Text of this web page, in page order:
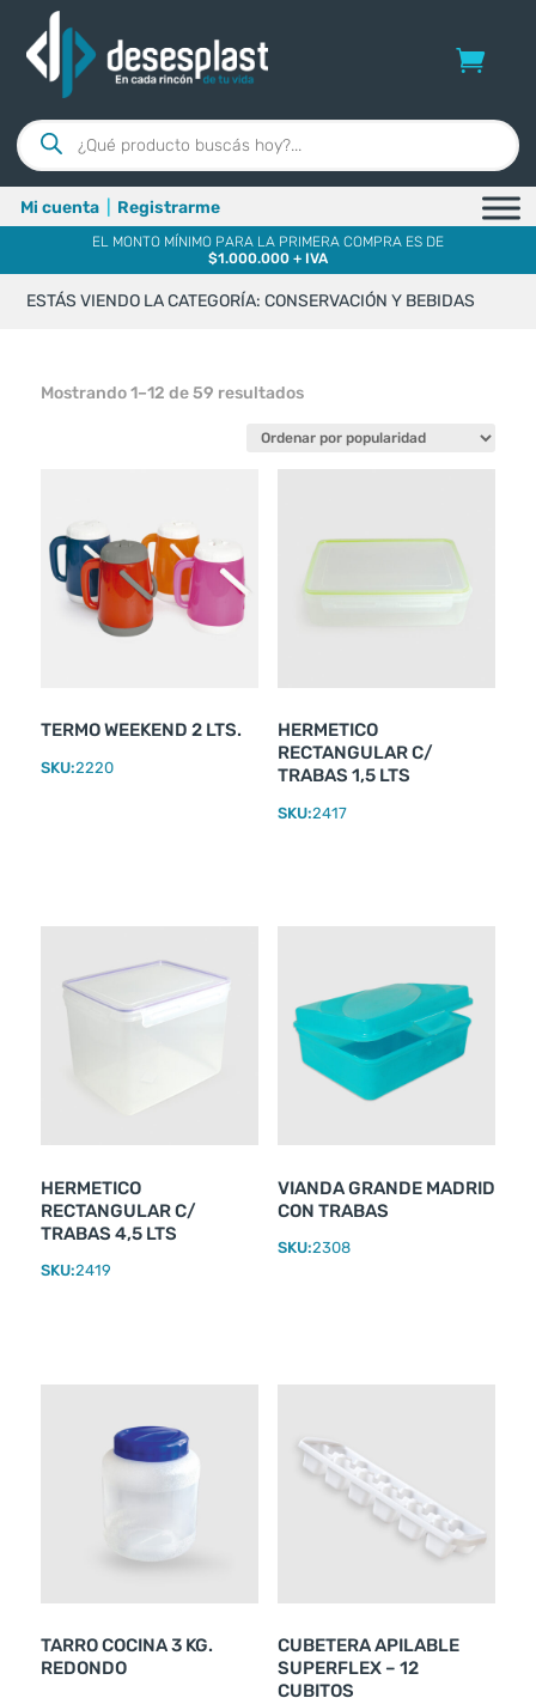
Búsqueda
de
productos
Mi cuenta Registrarme
EL MONTO MÍNIMO PARA LA PRIMERA COMPRA ES DE
$1.000.000 + IVA
ESTÁS VIENDO LA CATEGORÍA: CONSERVACIÓN Y BEBIDAS
Mostrando 1–12 de 59 resultadosOrdenado
popularidad
TERMO WEEKEND 2 LTS.
SKU:2220
HERMETICO
RECTANGULAR C/
TRABAS 1,5 LTS
SKU:2417
HERMETICO
RECTANGULAR C/
TRABAS 4,5 LTS
SKU:2419
VIANDA GRANDE MADRID
CON TRABAS
SKU:2308
TARRO COCINA 3 KG.
REDONDO
CUBETERA APILABLE
SUPERFLEX – 12
CUBITOS